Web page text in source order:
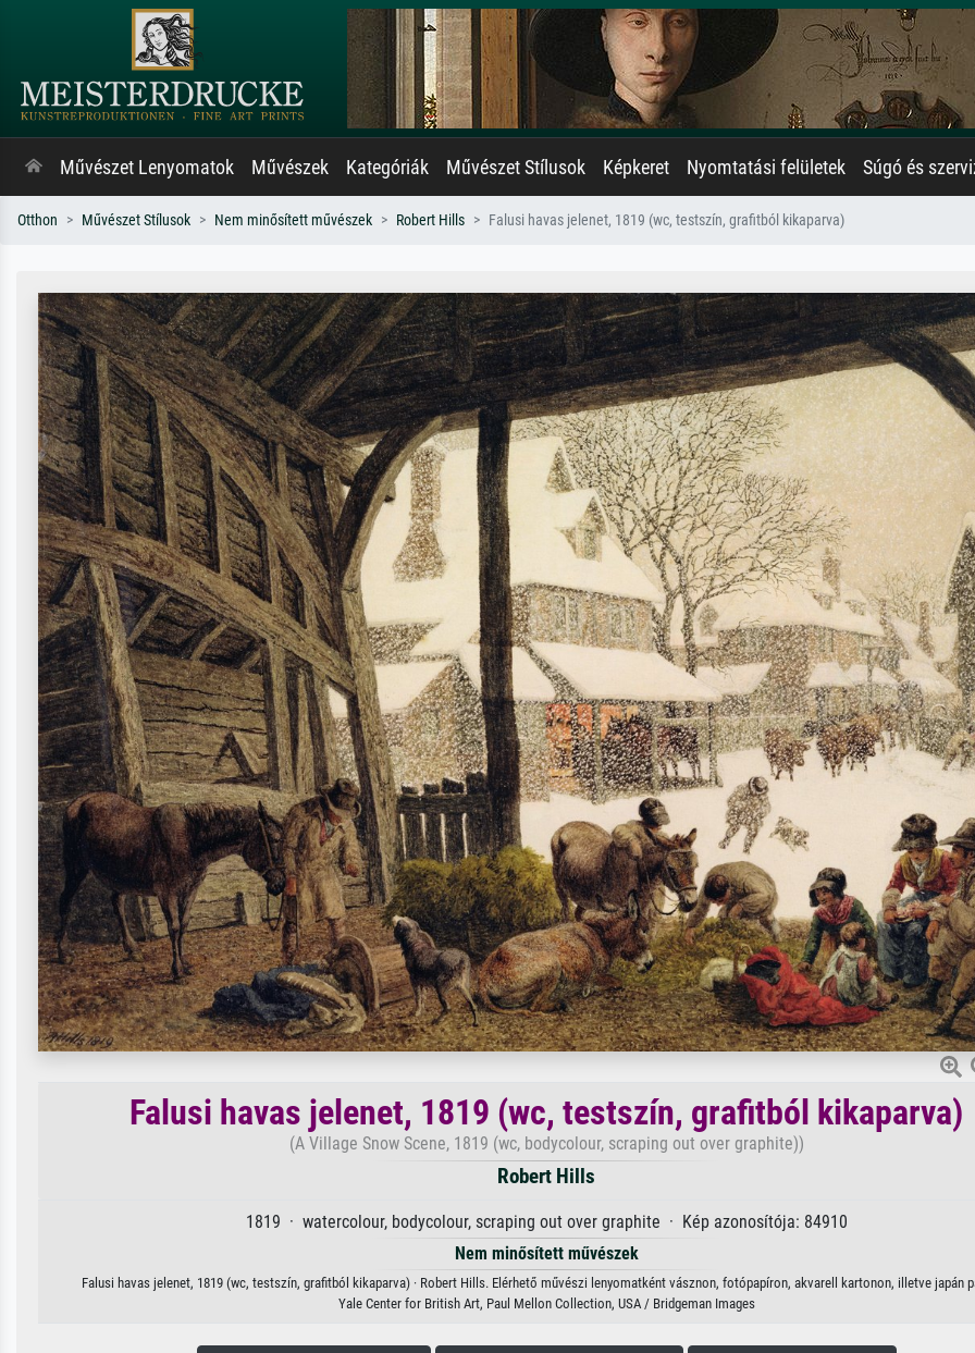
Művészet Lenyomatok Művészek Kategóriák Művészet Stílusok Képkeret Nyomtatási felületek Súgó és
Otthon Művészet Stílusok Nem minősített művészek Robert Hills Falusi havas jelenet, 1819 (wc, testszín, grafitból kikaparva)
Falusi havas jelenet, 1819 (wc, testszín, grafitból kikaparva)
(A Village Snow Scene, 1819 (wc, bodycolour, scraping out over graphite))
Robert Hills
1819 · watercolour, bodycolour, scraping out over graphite · Kép azonosítója: 84910
Nem minősített művészek
Falusi havas jelenet, 1819 (wc, testszín, grafitból kikaparva) · Robert Hills. Elérhető művészi lenyomatként vásznon, fotópapíron, akvarell kartonon, illetve japán
Yale Center for British Art, Paul Mellon Collection, USA / Bridgeman Images